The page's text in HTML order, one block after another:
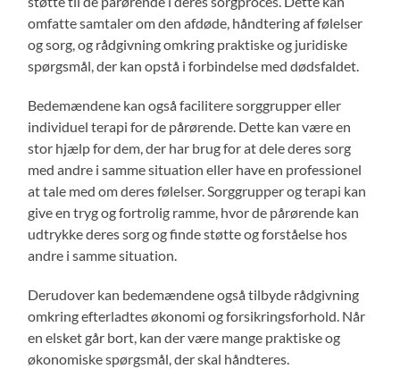
omfatte samtaler om den afdøde, håndtering af følelser
og sorg, og rådgivning omkring praktiske og juridiske
spørgsmål, der kan opstå i forbindelse med dødsfaldet.
Bedemændene kan også facilitere sorggrupper eller
individuel terapi for de pårørende. Dette kan være en
stor hjælp for dem, der har brug for at dele deres sorg
med andre i samme situation eller have en professionel
at tale med om deres følelser. Sorggrupper og terapi kan
give en tryg og fortrolig ramme, hvor de pårørende kan
udtrykke deres sorg og finde støtte og forståelse hos
andre i samme situation.
Derudover kan bedemændene også tilbyde rådgivning
omkring efterladtes økonomi og forsikringsforhold. Når
en elsket går bort, kan der være mange praktiske og
økonomiske spørgsmål, der skal håndteres.